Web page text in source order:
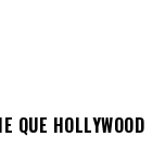
QUE HOLLYWOOD